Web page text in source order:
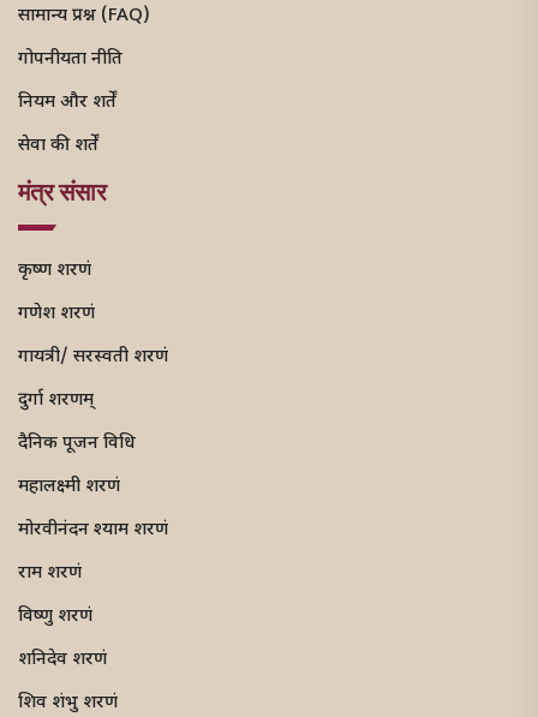
सामान्य प्रश्न (FAQ)
गोपनीयता नीति
नियम और शर्तें
सेवा की शर्तें
मंत्र संसार
कृष्ण शरणं
गणेश शरणं
गायत्री/ सरस्वती शरणं
दुर्गा शरणम्
दैनिक पूजन विधि
महालक्ष्मी शरणं
मोरवीनंदन श्याम शरणं
राम शरणं
विष्णु शरणं
शनिदेव शरणं
शिव शंभु शरणं